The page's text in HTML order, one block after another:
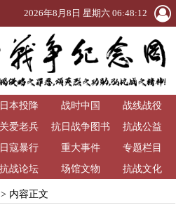
2026年8月8日 星期六 06:48:13
日本投降 战时中国
战线战役
关爱老兵
抗日战争图书
馆
抗战公益
日寇暴行 重大事件
专题栏目
抗战论坛 场馆文物 抗战文化
> 内容正文